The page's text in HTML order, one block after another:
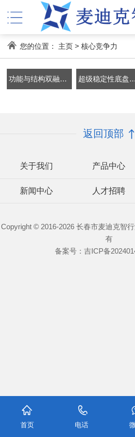
您的位置： 主页> 核心竞争力
功能与结构双融合集成技术 超级稳定性底盘域控制技术
返回顶部
关于我们 产品中心
新闻中心 人才招聘
Copyright © 2016-2026 长春市麦迪克智
有
备案号： 吉ICP备
首页 电话